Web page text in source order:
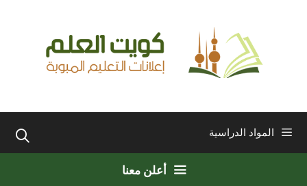
المواد الدراسية
أعلن معنا